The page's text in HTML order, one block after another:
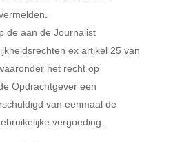
de aan de Journalist
ex artikel 25 van
het recht op
Opdrachtgever een
van eenmaal de
vergoeding.